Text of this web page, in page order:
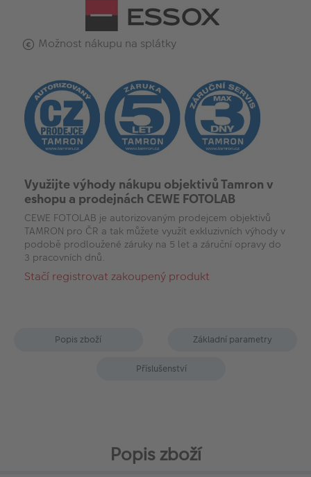
Možnost nákupu na splátky
Využijte výhody nákupu objektivů Tamron v
eshopu a prodejnách CEWE FOTOLAB
CEWE FOTOLAB je autorizovaným prodejcem objektivů
TAMRON pro ČR a tak můžete využít exkluzivních výhody v
podobě prodloužené záruky na 5 let a záruční opravy do
3 pracovních dnů.
Stačí registrovat zakoupený produkt
Popis zboží Základní parametry
Příslušenství
Popis zboží